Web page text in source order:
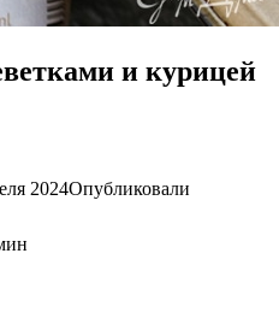
и курицей
2024Опубликовали